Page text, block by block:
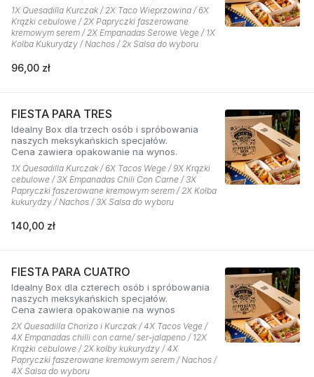
1X Quesadilla Kurczak / 2X Taco Wieprzowina / 6X
Krążki cebulowe / 2X Papryczki faszerowane
kremowym serem / 2X Empanadas Serowe Vege / 1X
Kolba Kukurydzy / Nachos / 2x Salsa do wyboru
96,00 zł
FIESTA PARA TRES
Idealny Box dla trzech osób i spróbowania
naszych meksykańskich specjałów.
Cena zawiera opakowanie na wynos.
1X Quesadilla Kurczak / 6X Tacos Wege / 9X Krążki
cebulowe / 3X Empanadas Chili Con Carne / 3X
Papryczki faszerowane kremowym serem / 2X Kolba
kukurydzy / Nachos / 3X Salsa do wyboru
140,00 zł
FIESTA PARA CUATRO
Idealny Box dla czterech osób i spróbowania
naszych meksykańskich specjałów.
Cena zawiera opakowanie na wynos
2X Quesadilla Chorizo i Kurczak / 4X Tacos Vege /
4X Empanadas chilli con carne/ ser-jalapeno / 12X
Krążki cebulowe / 2X kolby kukurydzy / 4X
Papryczki faszerowane kremowym serem / Nachos /
4X Salsa do wyboru